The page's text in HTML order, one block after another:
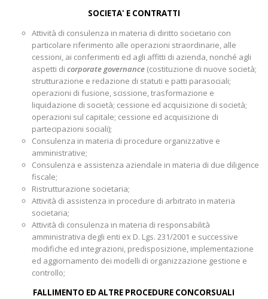
SOCIETA' E CONTRATTI
Attività di consulenza in materia di diritto societario con
particolare riferimento alle operazioni straordinarie, alle
cessioni, ai conferimenti ed agli affitti di azienda, nonché agli
aspetti dicorporate governance (costituzione di nuove società;
strutturazione e redazione di statuti e patti parasociali;
operazioni di fusione, scissione, trasformazione e
liquidazione di società; cessione ed acquisizione di società;
operazioni sul capitale; cessione ed acquisizione di
partecipazioni sociali);
Consulenza in materia di procedure organizzative e
amministrative;
Consulenza e assistenza aziendale in materia di due diligence
fiscale;
Ristrutturazione societaria;
Attività di assistenza in procedure di arbitrato in materia
societaria;
Attività di consulenza in materia di responsabilità
amministrativa degli enti ex D. Lgs. 231/2001 e successive
modifiche ed integrazioni, predisposizione, implementazione
ed aggiornamento dei modelli di organizzazione gestione e
controllo;
FALLIMENTO ED ALTRE PROCEDURE CONCORSUALI